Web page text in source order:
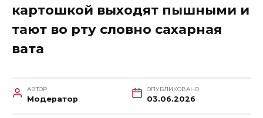
картошкой выходят пышными и
тают во рту словно сахарная
вата
АВТОР
Модератор
ОПУБЛИКОВАНО
03.06.2026